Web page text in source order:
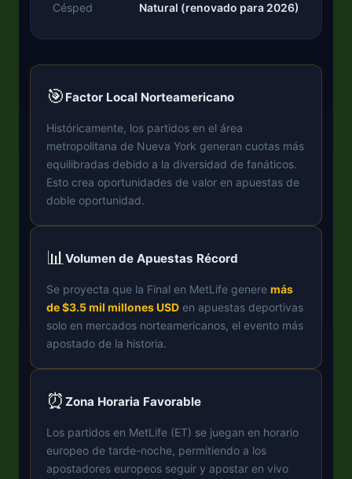
Césped
Natural (renovado para 2026)
🎯 Factor Local Norteamericano
Históricamente, los partidos en el área
metropolitana de Nueva York generan cuotas más
equilibradas debido a la diversidad de fanáticos.
Esto crea oportunidades de valor en apuestas de
doble oportunidad.
📊Volumen de Apuestas Récord
Se proyecta que la Final en MetLife genere más
de $3.5 mil millones USD en apuestas deportivas
solo en mercados norteamericanos, el evento más
apostado de la historia.
⏰ Zona Horaria Favorable
Los partidos en MetLife (ET) se juegan en horario
europeo de tarde-noche, permitiendo a los
apostadores europeos seguir y apostar en vivo